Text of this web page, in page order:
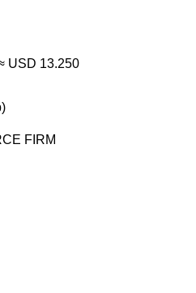
USD 13.250
FIRM